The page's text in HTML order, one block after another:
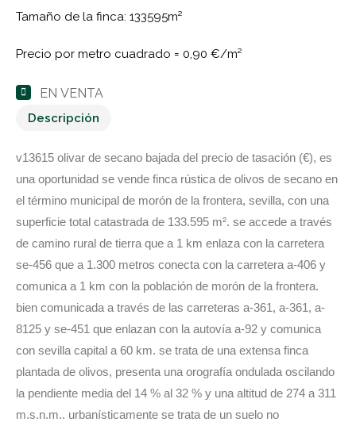
Tamaño de la finca: 133595m²
Precio por metro cuadrado = 0,90 €/m²
EN VENTA
Descripción
v13615 olivar de secano bajada del precio de tasación (€), es
una oportunidad se vende finca rústica de olivos de secano en
el término municipal de morón de la frontera, sevilla, con una
superficie total catastrada de 133.595 m². se accede a través
de camino rural de tierra que a 1 km enlaza con la carretera
se-456 que a 1.300 metros conecta con la carretera a-406 y
comunica a 1 km con la población de morón de la frontera.
bien comunicada a través de las carreteras a-361, a-361, a-
8125 y se-451 que enlazan con la autovía a-92 y comunica
con sevilla capital a 60 km. se trata de una extensa finca
plantada de olivos, presenta una orografía ondulada oscilando
la pendiente media del 14 % al 32 % y una altitud de 274 a 311
m.s.n.m.. urbanísticamente se trata de un suelo no